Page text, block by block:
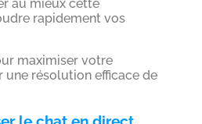
au mieux cette
rapidement vos
maximiser votre
une résolution efficace de